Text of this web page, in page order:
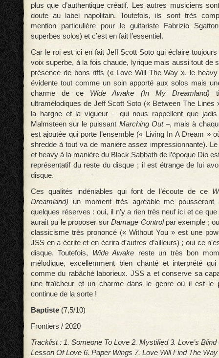
plus que d’authentique créatif. Les autres musiciens
doute au label napolitain. Toutefois, ils sont très
mention particulière pour le guitariste Fabrizio
superbes solos) et c’est en fait l’essentiel.
Car le roi est ici en fait Jeff Scott Soto qui éclaire
voix superbe, à la fois chaude, lyrique mais aussi tout de
présence de bons riffs (« Love Will The Way », le
évidente tout comme un soin apporté aux solos mais
charme de ce Wide Awake (In My Dreamland)
ultramélodiques de Jeff Scott Soto (« Between The Lines
la hargne et la vigueur – qui nous rappellent que
Malmsteen sur le puissant Marching Out–, mais à
est ajoutée qui porte l’ensemble (« Living In A Dream »
shredde à tout va de manière assez impressionnante).
et heavy à la manière du Black Sabbath de l’époque Dio
représentatif du reste du disque ; il est étrange de lui
disque.
Ces qualités indéniables qui font de l’écoute de ce
Dreamland) un moment très agréable me
quelques réserves : oui, il n’y a rien très neuf ici et ce
aurait pu le proposer surDamage Controlpar exemple ;
classicisme très prononcé (« Without You » est une
JSS en a écrite et en écrira d’autres d’ailleurs) ; oui ce
disque. Toutefois, Wide Awake reste un très bon
mélodique, excellemment bien chanté et interprété
comme du rabâché laborieux. JSS a et conserve sa
une fraîcheur et un charme dans le genre où il est le
continue de la sorte !
Baptiste (7,5/10)
Frontiers / 2020
Tracklist : 1. Someone To Love 2. Mystified 3. Love’s Blind
Lesson Of Love 6. Paper Wings 7. Love Will Find The